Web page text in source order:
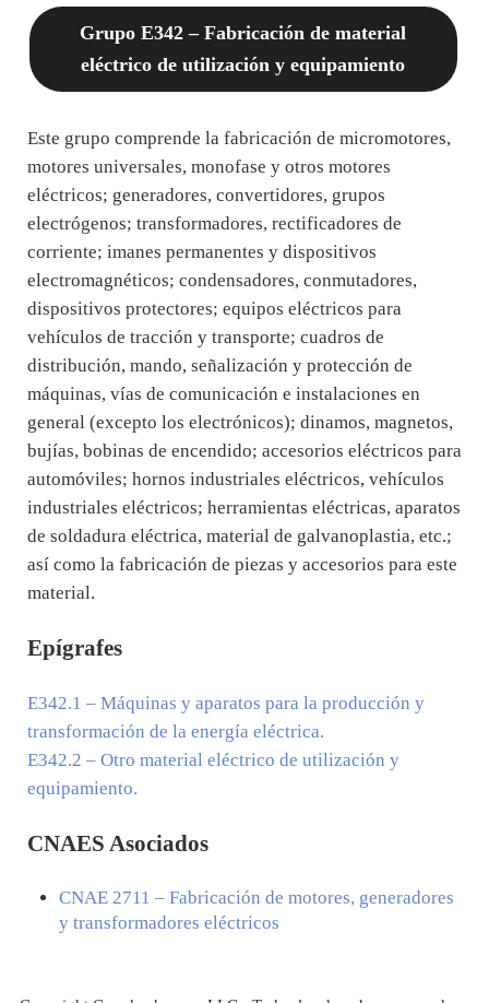
Grupo E342 – Fabricación de material
eléctrico de utilización y equipamiento
Este grupo comprende la fabricación de micromotores,
motores universales, monofase y otros motores
eléctricos; generadores, convertidores, grupos
electrógenos; transformadores, rectificadores de
corriente; imanes permanentes y dispositivos
electromagnéticos; condensadores, conmutadores,
dispositivos protectores; equipos eléctricos para
vehículos de tracción y transporte; cuadros de
distribución, mando, señalización y protección de
máquinas, vías de comunicación e instalaciones en
general (excepto los electrónicos); dinamos, magnetos,
bujías, bobinas de encendido; accesorios eléctricos para
automóviles; hornos industriales eléctricos, vehículos
industriales eléctricos; herramientas eléctricas, aparatos
de soldadura eléctrica, material de galvanoplastia, etc.;
así como la fabricación de piezas y accesorios para este
material.
Epígrafes
E342.1 – Máquinas y aparatos para la producción y
transformación de la energía eléctrica.
E342.2 – Otro material eléctrico de utilización y
equipamiento.
CNAES Asociados
CNAE2711 – Fabricación de motores, generadores
y transformadores eléctricos